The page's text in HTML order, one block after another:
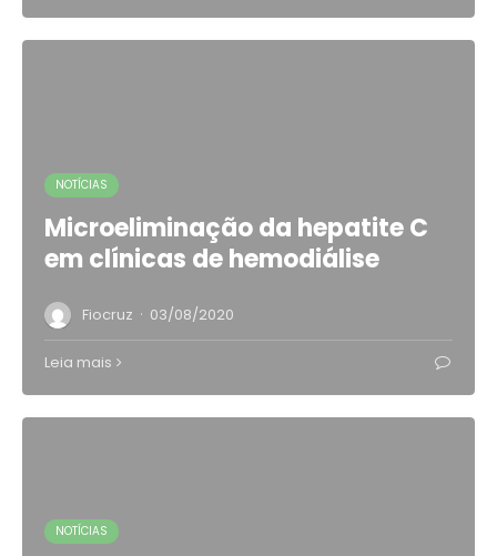
NOTÍCIAS
Microeliminação da hepatite C
em clínicas de hemodiálise
Fiocruz · 03/08/2020
Leia mais
NOTÍCIAS